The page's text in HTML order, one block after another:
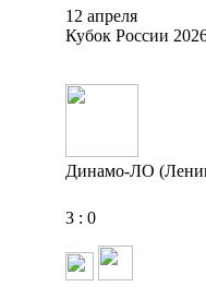
12 апреля
Кубок России
Динамо-ЛО
3 : 0